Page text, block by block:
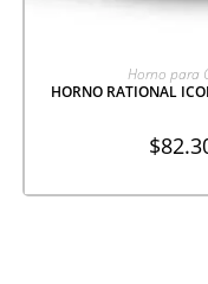
Horno para
HORNO RATIONAL
$